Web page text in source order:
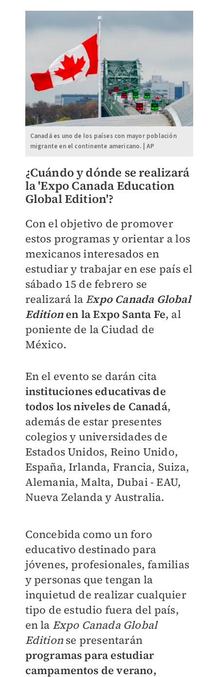
Canadá es uno de los países con mayor población
migrante en el continente americano. | AP
¿Cuándo y dónde se realizará
la 'Expo Canada Education
Global Edition'?
Con el objetivo de promover
estos programas y orientar a los
mexicanos interesados en
estudiar y trabajar en ese país el
sábado 15 de febrero se
realizará la Expo Canada Global
Editionen la Expo Santa Fe, al
poniente de la Ciudad de
México.
En el evento se darán cita
instituciones educativas de
todos los niveles de Canadá,
además de estar presentes
colegios y universidades de
Estados Unidos, Reino Unido,
España, Irlanda, Francia, Suiza,
Alemania, Malta, Dubai - EAU,
Nueva Zelanda y Australia.
Concebida como un foro
educativo destinado para
jóvenes, profesionales, familias
y personas que tengan la
inquietud de realizar cualquier
tipo de estudio fuera del país,
en la Expo Canada Global
Editionse presentarán
programas para estudiar
campamentos de verano,